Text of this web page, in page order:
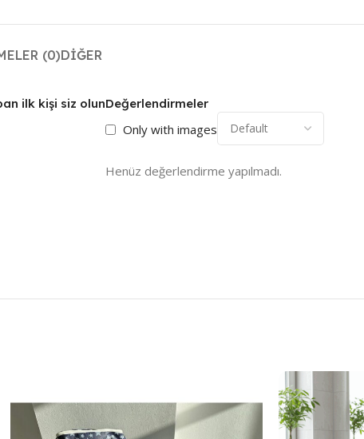
(0)DIĞER
Değerlendirmeler
Only with images
Henüz değerlendirme yapılmadı.
ilk kişi siz olun